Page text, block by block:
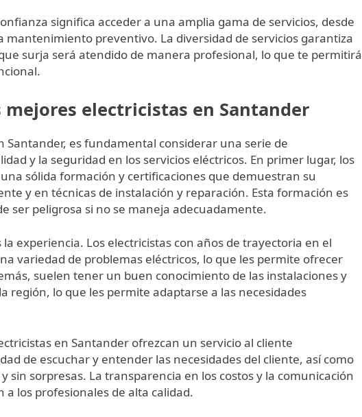
significa acceder a una amplia gama de servicios, desde
mantenimiento preventivo. La diversidad de servicios garantiza
surja será atendido de manera profesional, lo que te permitirá
mejores electricistas en Santander
Santander, es fundamental considerar una serie de
y la seguridad en los servicios eléctricos. En primer lugar, los
sólida formación y certificaciones que demuestran su
y en técnicas de instalación y reparación. Esta formación es
ser peligrosa si no se maneja adecuadamente.
experiencia. Los electricistas con años de trayectoria en el
variedad de problemas eléctricos, lo que les permite ofrecer
suelen tener un buen conocimiento de las instalaciones y
región, lo que les permite adaptarse a las necesidades
en Santander ofrezcan un servicio al cliente
de escuchar y entender las necesidades del cliente, así como
sin sorpresas. La transparencia en los costos y la comunicación
los profesionales de alta calidad.